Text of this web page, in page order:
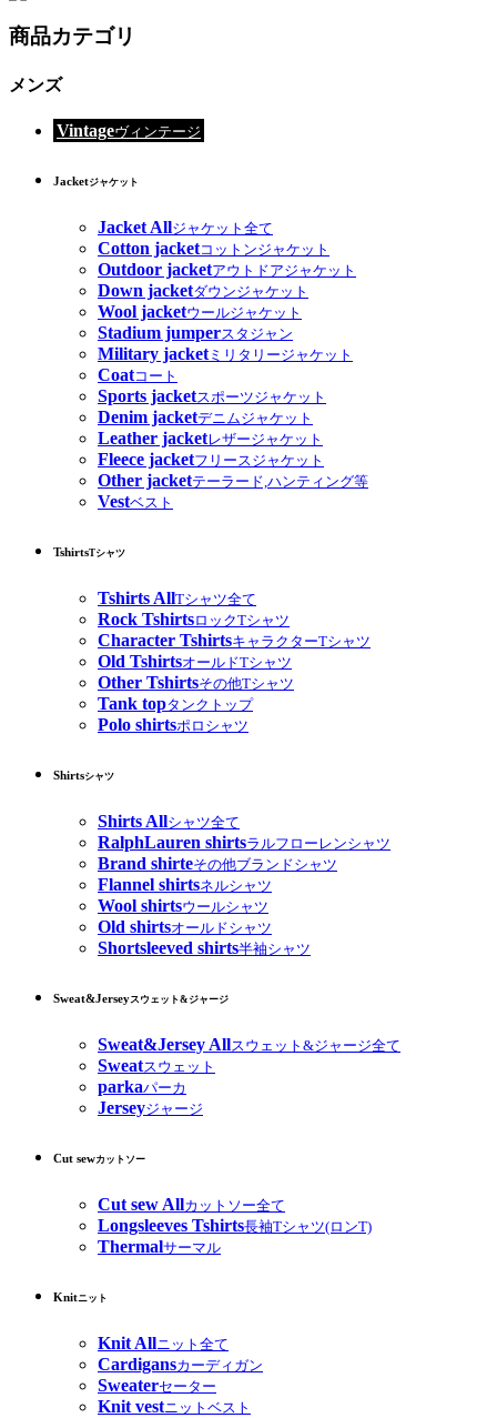
商品カテゴリ
メンズ
Vintageヴィンテージ
Jacketジャケット
Jacket Allジャケット全て
Cotton jacketコットンジャケット
Outdoor jacketアウトドアジャケット
Down jacketダウンジャケット
Wool jacketウールジャケット
Stadium jumperスタジャン
Military jacketミリタリージャケット
Coatコート
Sports jacketスポーツジャケット
Denim jacketデニムジャケット
Leather jacketレザージャケット
Fleece jacketフリースジャケット
Other jacketテーラード,ハンティング等
Vestベスト
TshirtsTシャツ
Tshirts AllTシャツ全て
Rock TshirtsロックTシャツ
Character TshirtsキャラクターTシャツ
Old TshirtsオールドTシャツ
Other Tshirtsその他Tシャツ
Tank topタンクトップ
Polo shirtsポロシャツ
Shirtsシャツ
Shirts Allシャツ全て
RalphLauren shirtsラルフローレンシャツ
Brand shirteその他ブランドシャツ
Flannel shirtsネルシャツ
Wool shirtsウールシャツ
Old shirtsオールドシャツ
Shortsleeved shirts半袖シャツ
Sweat&Jerseyスウェット&ジャージ
Sweat&Jersey Allスウェット&ジャージ全て
Sweatスウェット
parkaパーカ
Jerseyジャージ
Cut sewカットソー
Cut sew Allカットソー全て
Longsleeves Tshirts長袖Tシャツ(ロンT)
Thermalサーマル
Knitニット
Knit Allニット全て
Cardigansカーディガン
Sweaterセーター
Knit vestニットベスト